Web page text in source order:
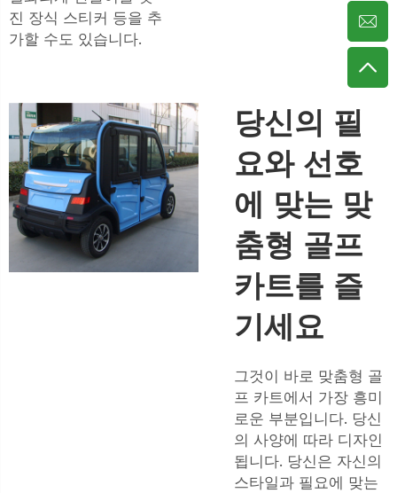
진 장식 스티커 등을 추
가할 수도 있습니다.
당신의 필
요와 선호
에 맞는 맞
춤형 골프
카트를 즐
기세요
그것이 바로 맞춤형 골
프 카트에서 가장 흥미
로운 부분입니다. 당신
의 사양에 따라 디자인
됩니다. 당신은 자신의
스타일과 필요에 맞는